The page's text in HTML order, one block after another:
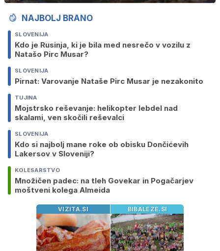
NAJBOLJ BRANO
SLOVENIJA
Kdo je Rusinja, ki je bila med nesrečo v vozilu z
Natašo Pirc Musar?
SLOVENIJA
Pirnat: Varovanje Nataše Pirc Musar je nezakonito
TUJINA
Mojstrsko reševanje: helikopter lebdel nad
skalami, ven skočili reševalci
SLOVENIJA
Kdo si najbolj mane roke ob obisku Dončićevih
Lakersov v Sloveniji?
KOLESARSTVO
Množičen padec: na tleh Govekar in Pogačarjev
moštveni kolega Almeida
VIZITA.SI BIBALEZE.SI